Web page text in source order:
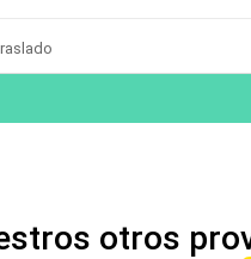
otros